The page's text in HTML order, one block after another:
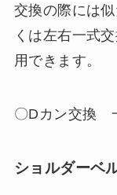
交換の際には
くは左右一式
用できます。
〇Dカン交換
ショルダーベ